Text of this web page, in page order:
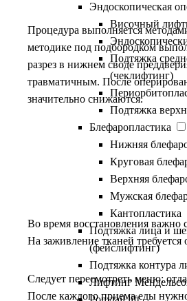
Эндоскопическая
Височный
Подтяжка
(чеклифтинг)
Подтяжка
Блефаропластика
Нижняя
Круговая
Верхняя
Мужская
Кантопластика
Подтяжка лица и
(фейслифтинг)
Подтяжка контура
Лифтинг
Процедура выполняется
методике под подбородком
разрез в нижнем своде
травматичным. После
значительно снижаются.
Реабилитация
Во время восстановления важно
На заживление тканей
Следует пересмотреть меню:
После каждого приема еды